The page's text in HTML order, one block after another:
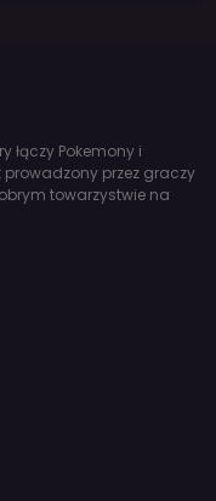
łączy Pokemony i
prowadzony przez graczy
towarzystwie na